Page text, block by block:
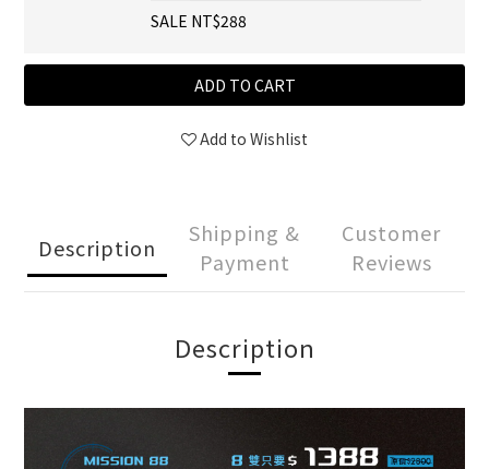
SALE NT$288
ADD TO CART
Add to Wishlist
Description
Shipping &
Payment
Customer
Reviews
Description